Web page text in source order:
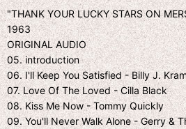
"THANK YOUR LUCKY STARS ON
1963
ORIGINAL AUDIO
05. introduction
06. I'll Keep You Satisfied - Billy J.
07. Love Of The Loved - Cilla Black
08. Kiss Me Now - Tommy Quickly
09. You'll Never Walk Alone - Gerry &